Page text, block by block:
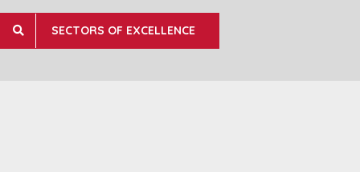
SECTORS OF EXCELLENCE